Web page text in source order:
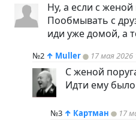
Ну, а если с
Пообмывать с
иди уже домой, а
№2 ↑ Muller 17 мая 2026
С женой
Идти ему было
№3 ↑ Картман 17